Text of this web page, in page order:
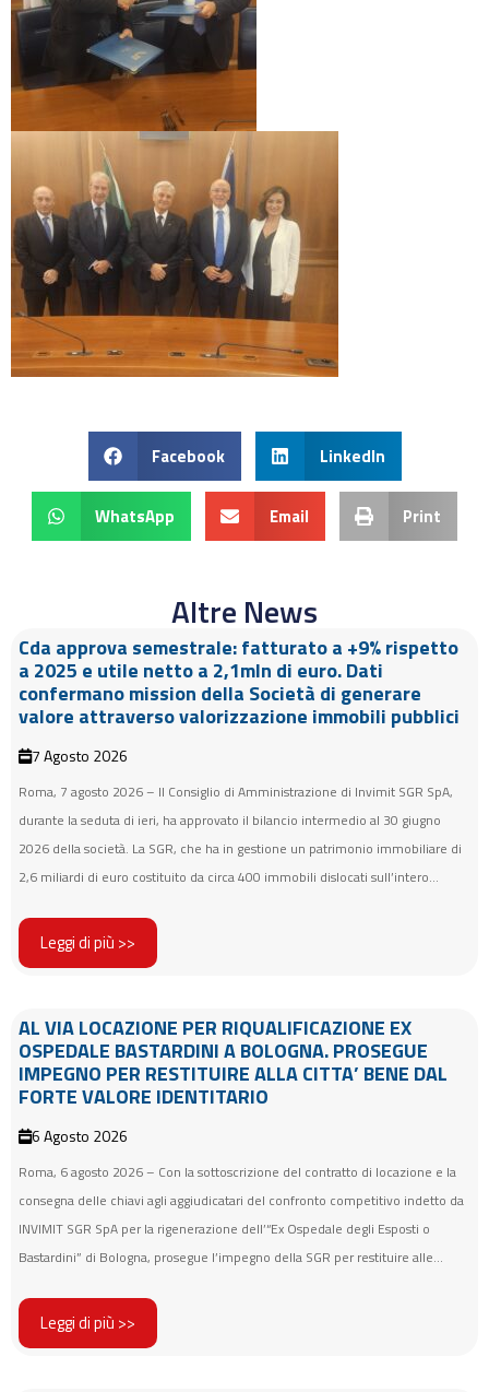
Facebook LinkedIn
WhatsApp Email Print
Altre News
Cda approva semestrale: fatturato a +9% rispetto
a 2025 e utile netto a 2,1mln di euro. Dati
confermano mission della Società di generare
valore attraverso valorizzazione immobili pubblici
7 Agosto 2026
Roma, 7 agosto 2026 – Il Consiglio di Amministrazione di Invimit SGR SpA,
durante la seduta di ieri, ha approvato il bilancio intermedio al 30 giugno
2026 della società. La SGR, che ha in gestione un patrimonio immobiliare di
2,6 miliardi di euro costituito da circa 400 immobili dislocati sull’intero...
Leggi di più >>
AL VIA LOCAZIONE PER RIQUALIFICAZIONE EX
OSPEDALE BASTARDINI A BOLOGNA. PROSEGUE
IMPEGNO PER RESTITUIRE ALLA CITTA’ BENE DAL
FORTE VALORE IDENTITARIO
6 Agosto 2026
Roma, 6 agosto 2026 – Con la sottoscrizione del contratto di locazione e la
consegna delle chiavi agli aggiudicatari del confronto competitivo indetto da
INVIMIT SGR SpA per la rigenerazione dell’“Ex Ospedale degli Esposti o
Bastardini” di Bologna, prosegue l’impegno della SGR per restituire alle...
Leggi di più >>